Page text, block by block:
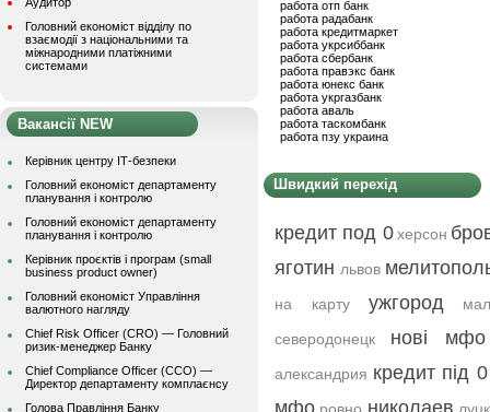
Головний економіст відділу по
взаємодії з національними та
міжнародними платіжними
системами
Вакансії NEW
Керівник центру ІТ-безпеки
Головний економіст департаменту
планування і контролю
Головний економіст департаменту
планування і контролю
Керівник проєктів і програм (small
business product owner)
Головний економіст Управління
валютного нагляду
Chief Risk Officer (CRO) — Головний
ризик-менеджер Банку
Chief Compliance Officer (CCO) —
Директор департаменту комплаєнсу
Голова Правління Банку
работа отп банк
работа радабанк
работа кредитмаркет
работа укрсиббанк
работа сбербанк
работа правэкс банк
работа юнекс банк
работа укргазбанк
работа аваль
работа таскомбанк
работа пзу украина
Швидкий перехід
кредит под 0 херсон
яготин львов
на карту ужгород
северодонецк
нові мфо
александрия кредит під
мфо
николаев